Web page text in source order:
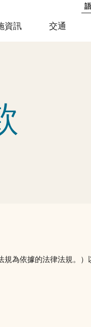
資訊 交通
為依據的法律法規。）